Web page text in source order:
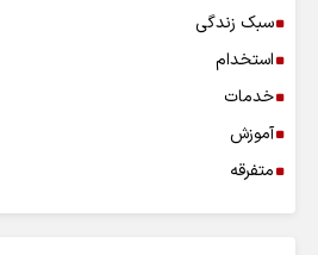
سبک زندگی
استخدام
خدمات
آموزش
متفرقه